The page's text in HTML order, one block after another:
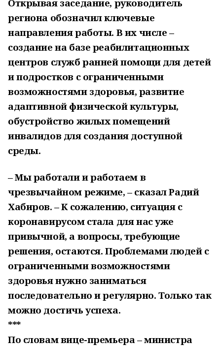
Открывая заседание, руководитель
региона обозначил ключевые
направления работы. В их числе –
создание на базе реабилитационных
центров служб ранней помощи для детей
и подростков с ограниченными
возможностями здоровья, развитие
адаптивной физической культуры,
обустройство жилых помещений
инвалидов для создания доступной
среды.
– Мы работали и работаем в
чрезвычайном режиме, – сказал Радий
Хабиров. – К сожалению, ситуация с
коронавирусом стала для нас уже
привычной, а вопросы, требующие
решения, остаются. Проблемами людей с
ограниченными возможностями
здоровья нужно заниматься
последовательно и регулярно. Только так
можно достичь успеха.
***
По словам вице-премьера – министра